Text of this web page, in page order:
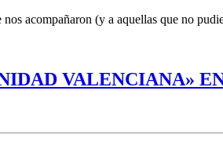
acompañaron (y a aquellas que no
VALENCIANA»